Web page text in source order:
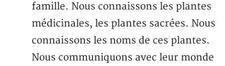
famille. Nous connaissons les plantes
médicinales, les plantes sacrées. Nous
connaissons les noms de ces plantes.
Nous communiquons avec leur monde